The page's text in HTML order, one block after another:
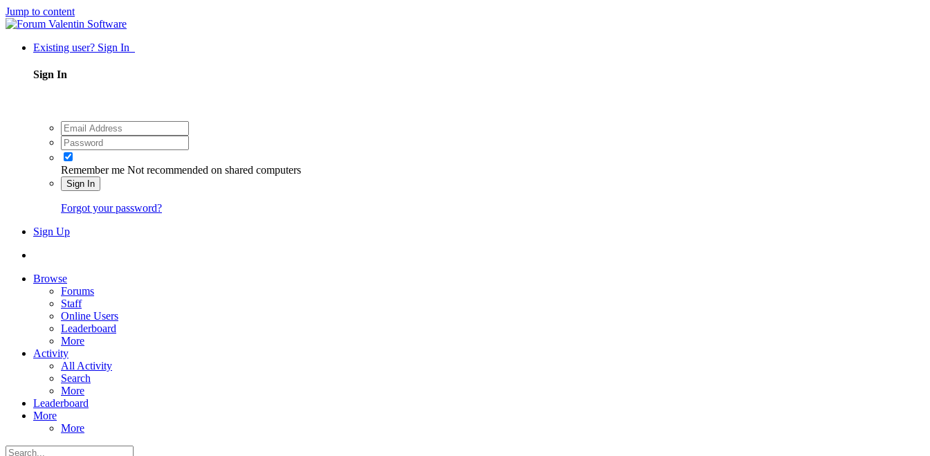
Jump to content
Existing user? Sign In
Sign In
Remember me Not recommended on shared computers
Sign In
Forgot your password?
Sign Up
Browse
Forums
Staff
Online Users
Leaderboard
More
Activity
All Activity
Search
More
Leaderboard
More
More